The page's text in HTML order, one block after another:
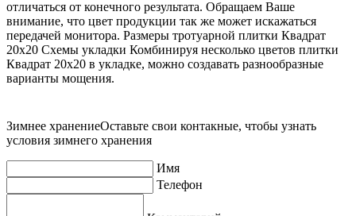
отличаться от конечного результата. Обращаем Ваше
внимание, что цвет продукции так же может искажаться
передачей монитора. Размеры тротуарной плитки Квадрат
20х20 Схемы укладки Комбинируя несколько цветов плитки
Квадрат 20х20 в укладке, можно создавать разнообразные
варианты мощения.
Зимнее хранениеОставьте свои контакные, чтобы узнать
условия зимнего хранения
Имя
Телефон